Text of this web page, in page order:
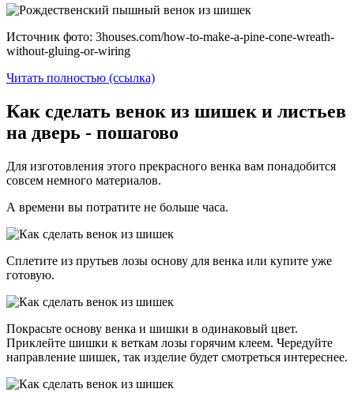
Источник фото: 3houses.com/how-to-make-a-pine-cone-wreath-
without-gluing-or-wiring
Читать полностью (ссылка)
Как сделать венок из шишек и листьев
на дверь - пошагово
Для изготовления этого прекрасного венка вам понадобится
совсем немного материалов.
А времени вы потратите не больше часа.
Сплетите из прутьев лозы основу для венка или купите уже
готовую.
Покрасьте основу венка и шишки в одинаковый цвет.
Приклейте шишки к веткам лозы горячим клеем. Чередуйте
направление шишек, так изделие будет смотреться интереснее.